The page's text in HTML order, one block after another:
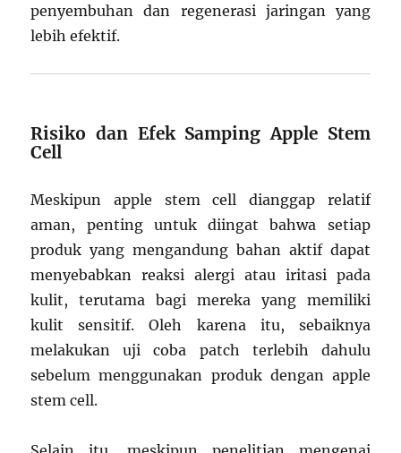
penyembuhan dan regenerasi jaringan yang
lebih efektif.
Risiko dan Efek Samping Apple Stem
Cell
Meskipun apple stem cell dianggap relatif
aman, penting untuk diingat bahwa setiap
produk yang mengandung bahan aktif dapat
menyebabkan reaksi alergi atau iritasi pada
kulit, terutama bagi mereka yang memiliki
kulit sensitif. Oleh karena itu, sebaiknya
melakukan uji coba patch terlebih dahulu
sebelum menggunakan produk dengan apple
stem cell.